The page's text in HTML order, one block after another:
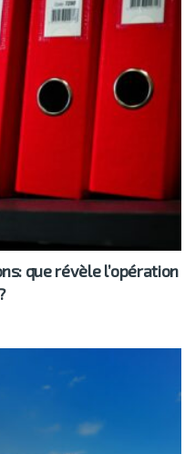
que révèle l’opération